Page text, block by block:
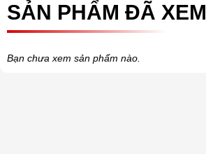
SẢN PHẨM ĐÃ XEM
Bạn chưa xem sản phẩm nào.